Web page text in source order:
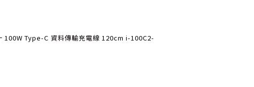
100W Type-C 資料傳輸充電線 120cm i-100C2-